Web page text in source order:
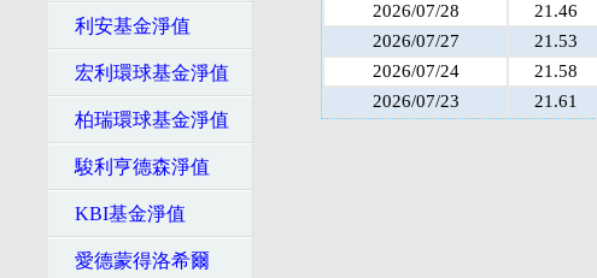
利安基金淨值
宏利環球基金淨值
柏瑞環球基金淨值
駿利亨德森淨值
KBI基金淨值
愛德蒙得洛希爾
2026/07/28
21.46
2026/07/27
21.53
2026/07/24
21.58
2026/07/23
21.61